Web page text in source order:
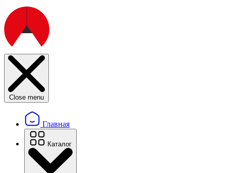
Close menu
Главная
Каталог